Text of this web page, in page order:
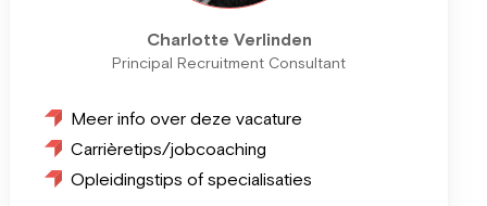
Charlotte Verlinden
Principal Recruitment Consultant
Meer info over deze vacature
Carrièretips/jobcoaching
Opleidingstips of specialisaties